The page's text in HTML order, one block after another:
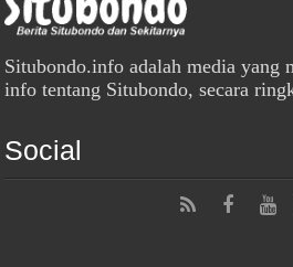
Situbondo.info adalah media yang
info tentang Situbondo, secara
Social